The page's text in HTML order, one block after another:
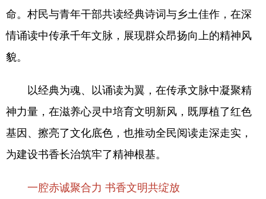
命。村民与青年干部共读经典诗词与乡土佳作，在深
情诵读中传承千年文脉，展现群众昂扬向上的精神风
貌。
以经典为魂、以诵读为翼，在传承文脉中凝聚精
神力量，在滋养心灵中培育文明新风，既厚植了红色
基因、擦亮了文化底色，也推动全民阅读走深走实，
为建设书香长治筑牢了精神根基。
一腔赤诚聚合力 书香文明共绽放